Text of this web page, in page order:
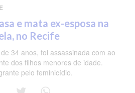
e mata ex-esposa na
no Recife
34 anos, foi assassinada com ao
dos filhos menores de idade.
pelo feminicídio.